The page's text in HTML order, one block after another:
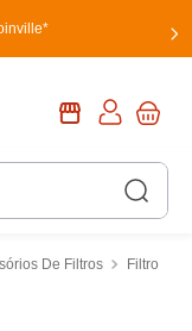
De Filtros
Filtro